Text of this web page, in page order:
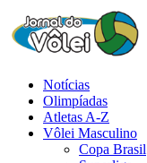
Notícias
Olimpíadas
Atletas A-Z
Vôlei Masculino
Copa Brasil